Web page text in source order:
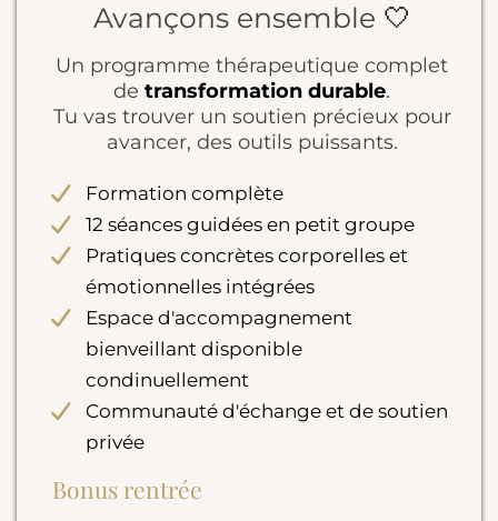
Avançons ensemble 🤍
Un programme thérapeutique complet
de transformation durable.
Tu vas trouver un soutien précieux pour
avancer, des outils puissants.
Formation complète
12 séances guidées en petit groupe
Pratiques concrètes corporelles et
émotionnelles intégrées
Espace d'accompagnement
bienveillant disponible
condinuellement
Communauté d'échange et de soutien
privée
Bonus rentrée